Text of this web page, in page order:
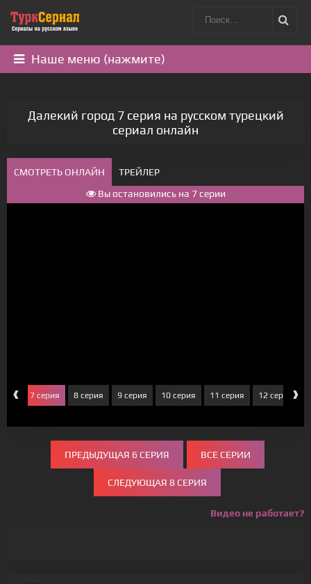
Наше меню (нажмите)
Далекий город 7 серия на русском турецкий
сериал онлайн
СМОТРЕТЬ ОНЛАЙН
ТРЕЙЛЕР
Вы остановились на 7 серии
‹ 7 серия 8 серия 9 серия 10 серия 11 серия 12 серия ›
ПРЕДЫДУЩАЯ 6 СЕРИЯ ВСЕ СЕРИИ
СЛЕДУЮЩАЯ 8 СЕРИЯ
Видео не работает?